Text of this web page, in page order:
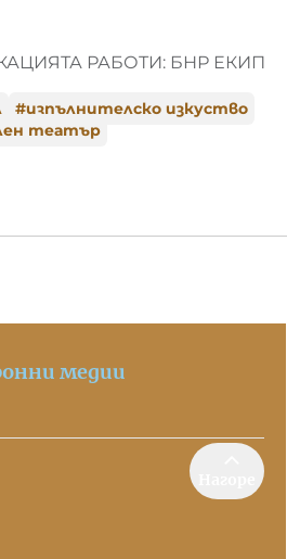
РАБОТИ: БНР ЕКИП
#изпълнителско изкуство
театър
медии